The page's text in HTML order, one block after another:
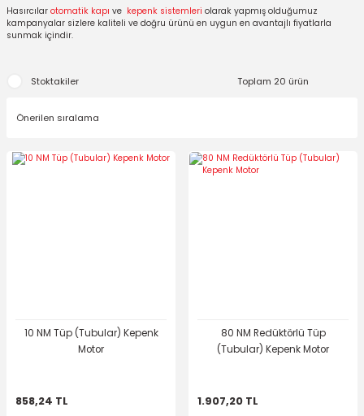
Hasırcılar otomatik kapı ve kepenk sistemleri olarak yapmış olduğumuz
kampanyalar sizlere kaliteli ve doğru ürünü en uygun en avantajlı fiyatlarla
sunmak içindir.
Stoktakiler Toplam 20 ürün
10 NM Tüp (Tubular) Kepenk
Motor
858,24 TL
80 NM Redüktörlü Tüp
(Tubular) Kepenk Motor
1.907,20 TL